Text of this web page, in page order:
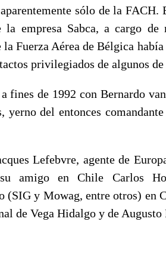
sólo de la FACH.
empresa Sabca, a cargo de
Fuerza Aérea de Bélgica había
privilegiados de algunos de
fines de 1992 con Bernardo
yerno del entonces
Lefebvre, agente de
amigo en Chile Carlos
(SIG y Mowag, entre otros) en
de Vega Hidalgo y de Augusto